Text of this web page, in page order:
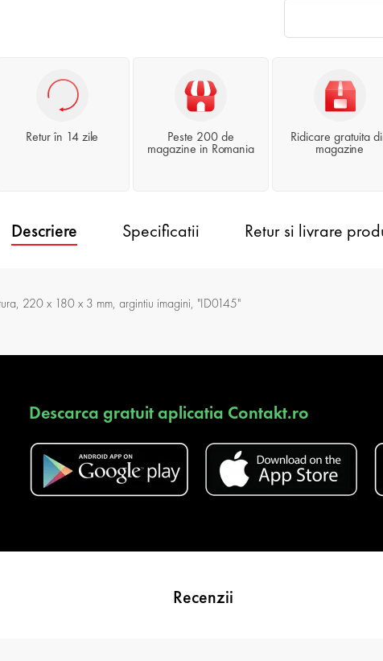
Retur în 14 zile Peste 200 de
magazine in Romania
Ridicare gratuita
magazine
Descriere Specificatii Retur si livrare
220 x 180 x 3 mm, argintiu imagini, "ID0145"
Descarca gratuit aplicatia Contakt.ro
Recenzii